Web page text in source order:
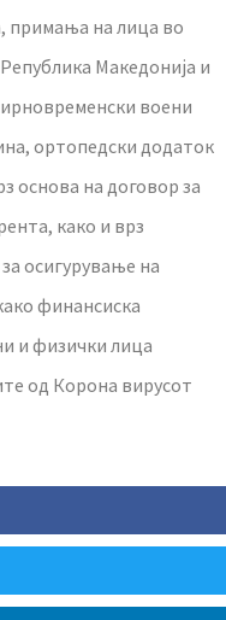
примања на лица во
Македонија и
воени
ортопедски додаток
основа на договор за
како и врз
осигурување на
финансиска
и физички лица
од Корона вирусот